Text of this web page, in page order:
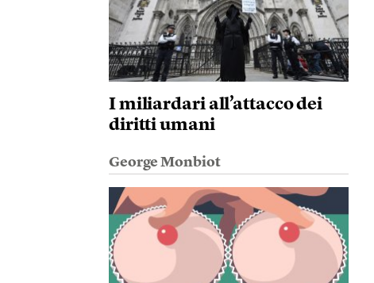
I miliardari all’attacco dei
diritti umani
George Monbiot